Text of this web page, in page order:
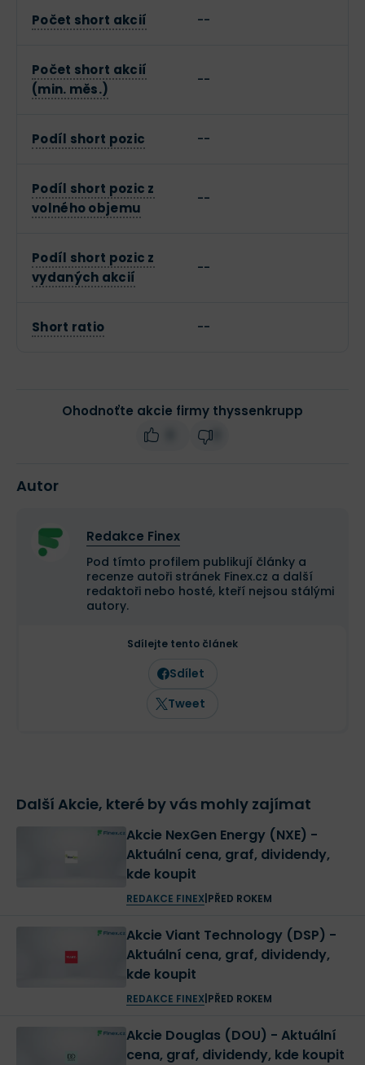
Počet short akcií --
Počet short akcií
(min. měs.)
--
Podíl short pozic --
Podíl short pozic z
volného objemu
--
Podíl short pozic z
vydaných akcií
--
Short ratio --
Ohodnoťte akcie firmy thyssenkrupp
Autor
Redakce Finex
Pod tímto profilem publikují články a
recenze autoři stránek Finex.cz a další
redaktoři nebo hosté, kteří nejsou stálými
autory.
Sdílejte tento článek
Sdílet
Tweet
Další Akcie, které by vás mohly zajímat
Akcie NexGen Energy (NXE) -
Aktuální cena, graf, dividendy,
kde koupit
REDAKCE FINEX| PŘED ROKEM
Akcie Viant Technology (DSP) -
Aktuální cena, graf, dividendy,
kde koupit
REDAKCE FINEX| PŘED ROKEM
Akcie Douglas (DOU) - Aktuální
cena, graf, dividendy, kde koupit